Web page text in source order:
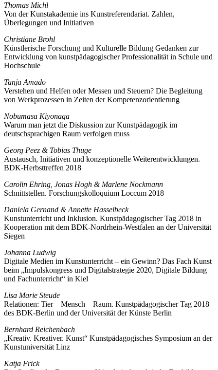
Thomas Michl
Von der Kunstakademie ins Kunstreferendariat. Zahlen,
Überlegungen und Initiativen
Christiane Brohl
Künstlerische Forschung und Kulturelle Bildung Gedanken zur
Entwicklung von kunstpädagogischer Professionalität in Schule und
Hochschule
Tanja Amado
Verstehen und Helfen oder Messen und Steuern? Die Begleitung
von Werkprozessen in Zeiten der Kompetenzorientierung
Nobumasa Kiyonaga
Warum man jetzt die Diskussion zur Kunstpädagogik im
deutschsprachigen Raum verfolgen muss
Georg Peez & Tobias Thuge
Austausch, Initiativen und konzeptionelle Weiterentwicklungen.
BDK-Herbsttreffen 2018
Carolin Ehring, Jonas Hogh & Marlene Nockmann
Schnittstellen. Forschungskolloquium Loccum 2018
Daniela Gernand & Annette Hasselbeck
Kunstunterricht und Inklusion. Kunstpädagogischer Tag 2018 in
Kooperation mit dem BDK-Nordrhein-Westfalen an der Universität
Siegen
Johanna Ludwig
Digitale Medien im Kunstunterricht – ein Gewinn? Das Fach Kunst
beim „Impulskongress und Digitalstrategie 2020, Digitale Bildung
und Fachunterricht“ in Kiel
Lisa Marie Steude
Relationen: Tier – Mensch – Raum. Kunstpädagogischer Tag 2018
des BDK-Berlin und der Universität der Künste Berlin
Bernhard Reichenbach
„Kreativ. Kreativer. Kunst“ Kunstpädagogisches Symposium an der
Kunstuniversität Linz
Katja Frick